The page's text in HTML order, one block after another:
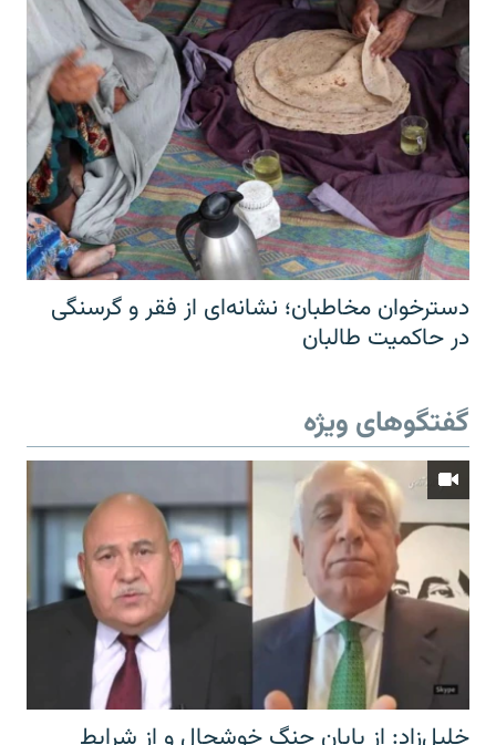
دسترخوان مخاطبان؛ نشانه‌ای از فقر و گرسنگی
در حاکمیت طالبان
گفتگوهای ویژه
خلیل‌زاد: از پایان جنگ خوشحال و از شرایط